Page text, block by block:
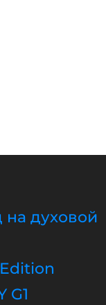
на духовой
G1